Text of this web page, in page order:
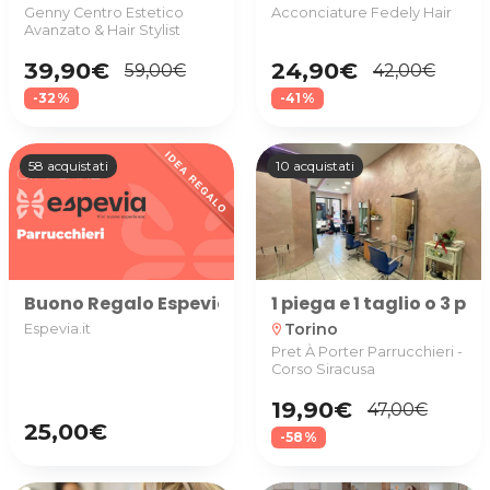
Genny Centro Estetico
Avanzato & Hair Stylist
39,90€ 59,00€
-32%
Acconciature Fedely Hair
24,90€ 42,00€
-41%
58 acquistati
Buono Regalo Espevia utilizzabile nella
Espevia.it
25,00€
10 acquistati
1 piega e 1 taglio o 3
location_on Torino
Pret À Porter Parrucchieri -
Corso Siracusa
19,90€ 47,00€
-58%